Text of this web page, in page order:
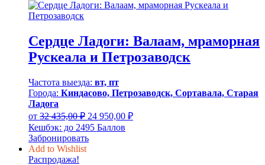
Сердце Ладоги: Валаам, мраморная
Рускеала и Петрозаводск
Частота выезда: вт, пт
Города: Киндасово, Петрозаводск, Сортавала, Старая
Ладога
от 32 435,00₽ Первоначальная
цена
составляла
32
24 950,00 ₽Текущая
Кешбэк: до 2495 Баллов
Забронировать
Add to Wishlist
Распродажа!